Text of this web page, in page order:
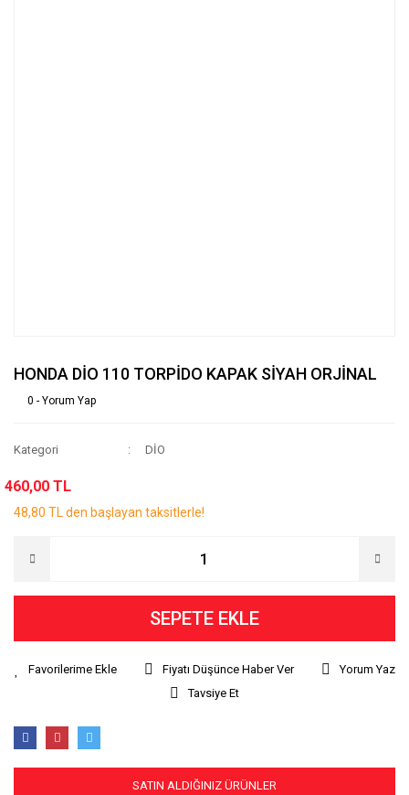
HONDA DİO 110 TORPİDO KAPAK SİYAH ORJİNAL
0 - Yorum Yap
Kategori DİO
460,00 TL
48,80 TL den başlayan taksitlerle!
SEPETE EKLE
Fiyatı Düşünce Haber Ver
Yorum Yaz
Tavsiye Et
SATIN ALDIĞINIZ ÜRÜNLER